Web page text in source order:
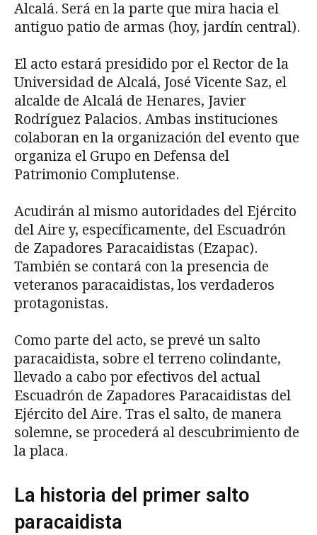
Alcalá. Será en la parte que mira hacia el
antiguo patio de armas (hoy, jardín central).
El acto estará presidido por el Rector de la
Universidad de Alcalá, José Vicente Saz, el
alcalde de Alcalá de Henares, Javier
Rodríguez Palacios. Ambas instituciones
colaboran en la organización del evento que
organiza el Grupo en Defensa del
Patrimonio Complutense.
Acudirán al mismo autoridades del Ejército
del Aire y, específicamente, del Escuadrón
de Zapadores Paracaidistas (Ezapac).
También se contará con la presencia de
veteranos paracaidistas, los verdaderos
protagonistas.
Como parte del acto, se prevé un salto
paracaidista, sobre el terreno colindante,
llevado a cabo por efectivos del actual
Escuadrón de Zapadores Paracaidistas del
Ejército del Aire. Tras el salto, de manera
solemne, se procederá al descubrimiento de
la placa.
La historia del primer salto
paracaidista